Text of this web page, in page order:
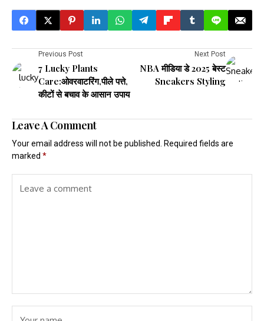
Previous Post
7 Lucky Plants
Care:ओवरवाटरिंग,पीले पत्ते,
कीटों से बचाव के आसान उपाय
Next Post
NBA मीडिया डे 2025 बेस्ट
Sneakers Styling
Leave A Comment
Your email address will not be published.
Required fields are
marked *